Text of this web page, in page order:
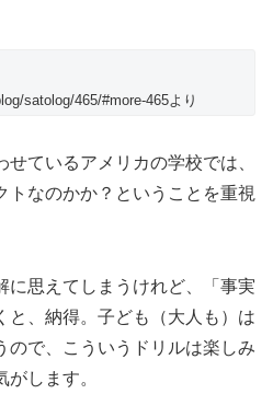
satolog/465/#more-465より
ているアメリカの学校では、
トなのかか？ということを重視
に思えてしまうけれど、「事実
と、納得。子ども（大人も）は
ので、こういうドリルは楽しみ
します。